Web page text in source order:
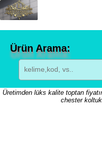
Ürün Arama:
Üretimden lüks kalite toptan
chester